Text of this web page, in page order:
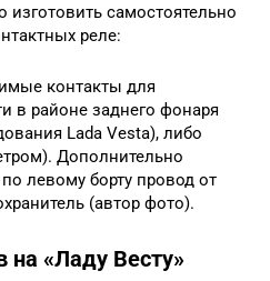
самостоятельно
реле:
контакты для
в районе заднего фонаря
Lada Vesta), либо
Дополнительно
левому борту провод от
(автор фото).
«Ладу Весту»